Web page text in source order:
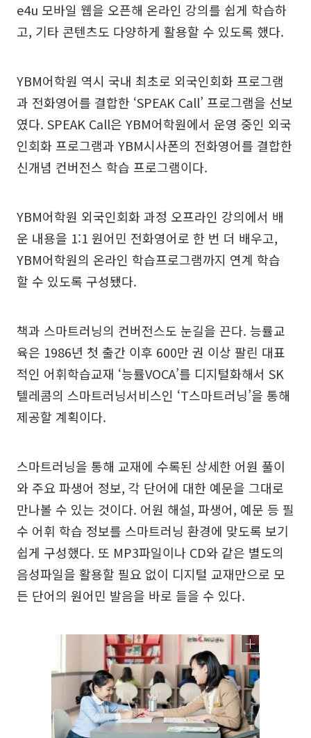
e4u 모바일 웹을 오픈해 온라인 강의를 쉽게 학습하
고, 기타 콘텐츠도 다양하게 활용할 수 있도록 했다.
YBM어학원 역시 국내 최초로 외국인회화 프로그램
과 전화영어를 결합한 ‘SPEAK Call’ 프로그램을 선보
였다. SPEAK Call은 YBM어학원에서 운영 중인 외국
인회화 프로그램과 YBM시사폰의 전화영어를 결합한
신개념 컨버전스 학습 프로그램이다.
YBM어학원 외국인회화 과정 오프라인 강의에서 배
운 내용을 1:1 원어민 전화영어로 한 번 더 배우고,
YBM어학원의 온라인 학습프로그램까지 연계 학습
할 수 있도록 구성됐다.
책과 스마트러닝의 컨버전스도 눈길을 끈다. 능률교
육은 1986년 첫 출간 이후 600만 권 이상 팔린 대표
적인 어휘학습교재 ‘능률VOCA’를 디지털화해서 SK
텔레콤의 스마트러닝서비스인 ‘T스마트러닝’을 통해
제공할 계획이다.
스마트러닝을 통해 교재에 수록된 상세한 어원 풀이
와 주요 파생어 정보, 각 단어에 대한 예문을 그대로
만나볼 수 있는 것이다. 어원 해설, 파생어, 예문 등 필
수 어휘 학습 정보를 스마트러닝 환경에 맞도록 보기
쉽게 구성했다. 또 MP3파일이나 CD와 같은 별도의
음성파일을 활용할 필요 없이 디지털 교재만으로 모
든 단어의 원어민 발음을 바로 들을 수 있다.